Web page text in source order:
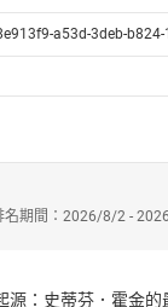
已經改變。台灣的
弟，一個大時代，兩
a53d-3deb-
名期間：2026/8/2 -
源：史蒂芬．霍金的